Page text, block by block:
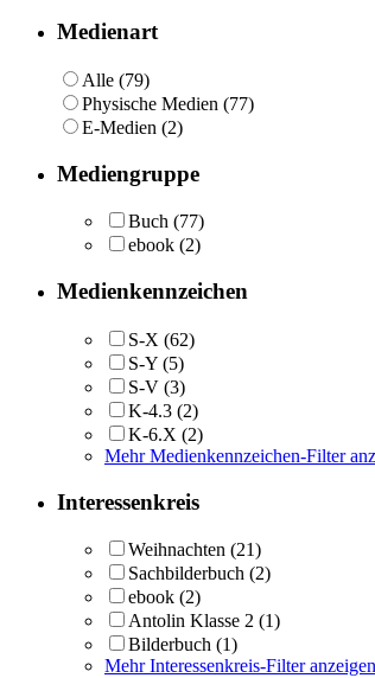
Medienart
Alle (79)
Physische Medien (77)
E-Medien (2)
Mediengruppe
Buch (77)
ebook (2)
Medienkennzeichen
S-X (62)
S-Y (5)
S-V (3)
K-4.3 (2)
K-6.X (2)
Mehr Medienkennzeichen-Filter
Interessenkreis
Weihnachten (21)
Sachbilderbuch (2)
ebook (2)
Antolin Klasse 2 (1)
Bilderbuch (1)
Mehr Interessenkreis-Filter anzeigen